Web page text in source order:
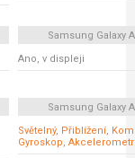
Samsung Galaxy
Ano, v displeji
Samsung Galaxy
Světelný, Přiblížení,
Gyroskop, Akcelerometr